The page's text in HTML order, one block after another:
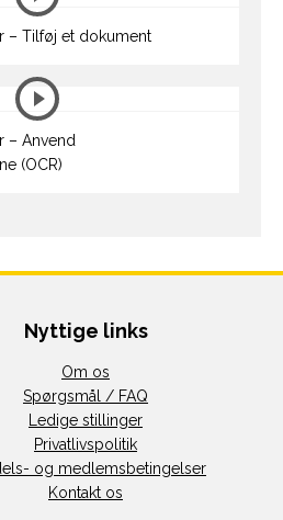
– Tilføj et dokument
– Anvend
(OCR)
Nyttige links
Om os
Spørgsmål / FAQ
Ledige stillinger
Privatlivspolitik
og medlemsbetingelser
Kontakt os